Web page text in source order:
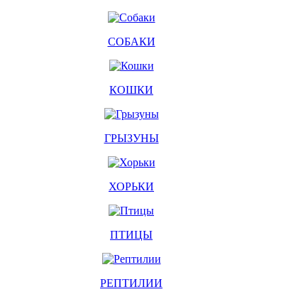
СОБАКИ
КОШКИ
ГРЫЗУНЫ
ХОРЬКИ
ПТИЦЫ
РЕПТИЛИИ